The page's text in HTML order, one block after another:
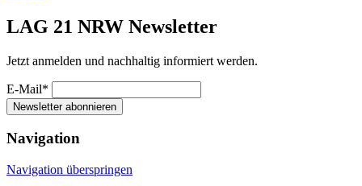
LAG 21 NRW Newsletter
Jetzt anmelden und nachhaltig informiert werden.
E-Mail*
Newsletter abonnieren
Navigation
Navigation überspringen